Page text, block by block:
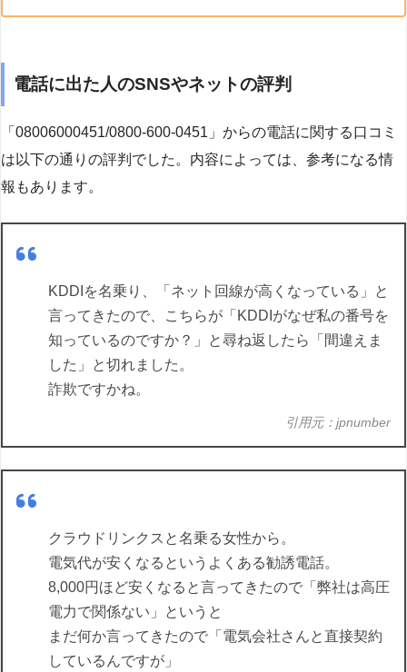
電話に出た人のSNSやネットの評判
「08006000451/0800-600-0451」からの電話に関する口コミ
は以下の通りの評判でした。内容によっては、参考になる情
報もあります。
KDDIを名乗り、「ネット回線が高くなっている」と
言ってきたので、こちらが「KDDIがなぜ私の番号を
知っているのですか？」と尋ね返したら「間違えま
した」と切れました。
詐欺ですかね。
引用元：jpnumber
クラウドリンクスと名乗る女性から。
電気代が安くなるというよくある勧誘電話。
8,000円ほど安くなると言ってきたので「弊社は高圧
電力で関係ない」というと
まだ何か言ってきたので「電気会社さんと直接契約
しているんですが」